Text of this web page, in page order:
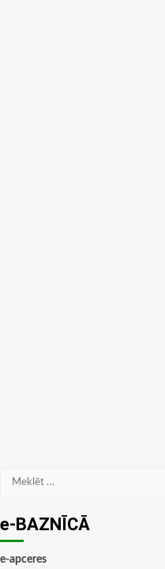
Meklēt:
e-BAZNĪCĀ
e-apceres